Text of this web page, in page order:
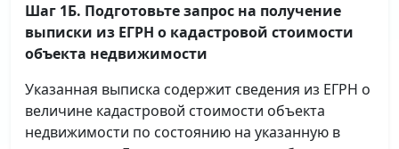
Шаг 1Б. Подготовьте запрос на получение
выписки из ЕГРН о кадастровой стоимости
объекта недвижимости
Указанная выписка содержит сведения из ЕГРН о
величине кадастровой стоимости объекта
недвижимости по состоянию на указанную в